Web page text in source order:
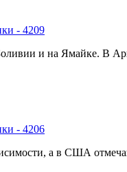
- 4209
и на Ямайке. В
- 4206
а в США